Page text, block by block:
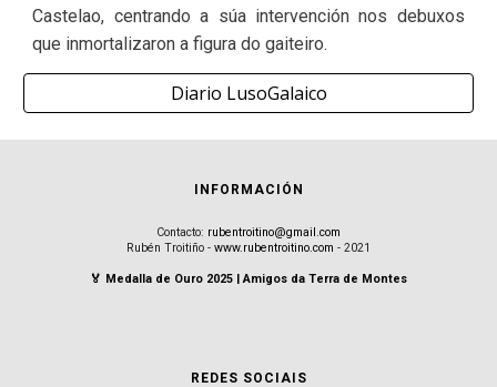
Castelao, centrando a súa intervención nos debuxos
que inmortalizaron a figura do gaiteiro.
Diario LusoGalaico
INFORMACIÓN
Contacto: rubentroitino@gmail.com
Rubén Troitiño - www.rubentroitino.com - 2021
🏅 Medalla de Ouro 2025 | Amigos da Terra de Montes
REDES SOCIAIS